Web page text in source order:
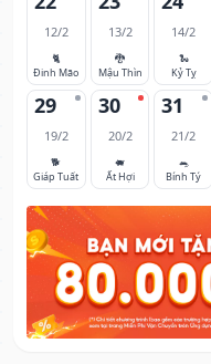
12/2
🐈
Đinh Mão
13/2
🐉
Mậu Thìn
14/2
🐍
Kỷ Tỵ
29
19/2
🐕
Giáp Tuất
30
20/2
🐖
Ất Hợi
31
21/2
🐀
Bính Tý